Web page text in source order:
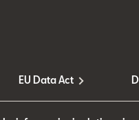
EU Data Act